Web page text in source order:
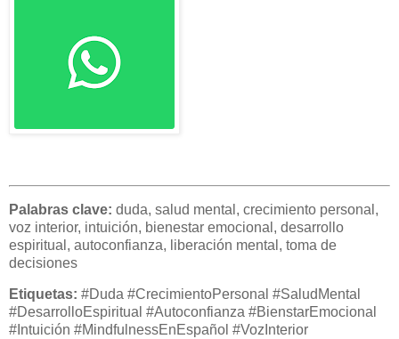
Palabras clave: duda, salud mental, crecimiento personal,
voz interior, intuición, bienestar emocional, desarrollo
espiritual, autoconfianza, liberación mental, toma de
decisiones
Etiquetas: #Duda #CrecimientoPersonal #SaludMental
#DesarrolloEspiritual #Autoconfianza #BienstarEmocional
#Intuición #MindfulnessEnEspañol #VozInterior